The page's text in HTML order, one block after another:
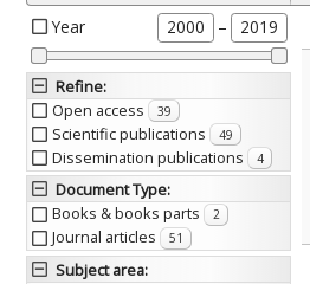
Year 2000 – 2019
Refine:
Open access
39
Scientific publications 49
Dissemination publications 4
Document Type:
Books & books parts
2
Journal articles 51
Subject area: